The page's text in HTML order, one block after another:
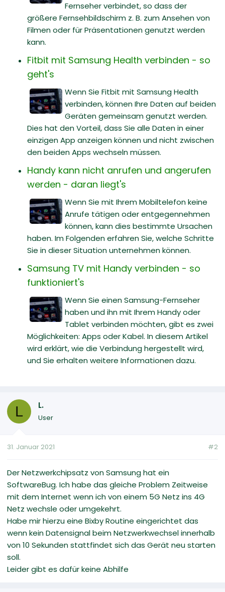
Fernseher verbindet, so dass der
größere Fernsehbildschirm z. B. zum Ansehen von
Filmen oder für Präsentationen genutzt werden
kann.
Fitbit mit Samsung Health verbinden - so
geht's
Wenn Sie Fitbit mit Samsung Health
verbinden, können Ihre Daten auf beiden
Geräten gemeinsam genutzt werden.
Dies hat den Vorteil, dass Sie alle Daten in einer
einzigen App anzeigen können und nicht zwischen
den beiden Apps wechseln müssen.
Handy kann nicht anrufen und angerufen
werden - daran liegt's
Wenn Sie mit Ihrem Mobiltelefon keine
Anrufe tätigen oder entgegennehmen
können, kann dies bestimmte Ursachen
haben. Im Folgenden erfahren Sie, welche Schritte
Sie in dieser Situation unternehmen können.
Samsung TV mit Handy verbinden - so
funktioniert's
Wenn Sie einen Samsung-Fernseher
haben und ihn mit Ihrem Handy oder
Tablet verbinden möchten, gibt es zwei
Möglichkeiten: Apps oder Kabel. In diesem Artikel
wird erklärt, wie die Verbindung hergestellt wird,
und Sie erhalten weitere Informationen dazu.
L L.
User
31. Januar 2021 #2
Der Netzwerkchipsatz von Samsung hat ein
SoftwareBug. Ich habe das gleiche Problem Zeitweise
mit dem Internet wenn ich von einem 5G Netz ins 4G
Netz wechsle oder umgekehrt.
Habe mir hierzu eine Bixby Routine eingerichtet das
wenn kein Datensignal beim Netzwerkwechsel innerhalb
von 10 Sekunden stattfindet sich das Gerät neu starten
soll.
Leider gibt es dafür keine Abhilfe